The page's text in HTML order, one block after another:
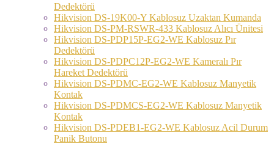
Dedektörü
Hikvision DS-19K00-Y Kablosuz Uzaktan Kumanda
Hikvision DS-PM-RSWR-433 Kablosuz Alıcı Ünitesi
Hikvision DS-PDP15P-EG2-WE Kablosuz Pır
Dedektörü
Hikvision DS-PDPC12P-EG2-WE Kameralı Pır
Hareket Dedektörü
Hikvision DS-PDMC-EG2-WE Kablosuz Manyetik
Kontak
Hikvision DS-PDMCS-EG2-WE Kablosuz Manyetik
Kontak
Hikvision DS-PDEB1-EG2-WE Kablosuz Acil Durum
Panik Butonu